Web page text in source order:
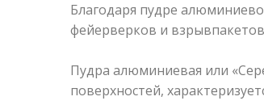
Благодаря пудре
фейерверков и
Пудра алюминиевая или
поверхностей,